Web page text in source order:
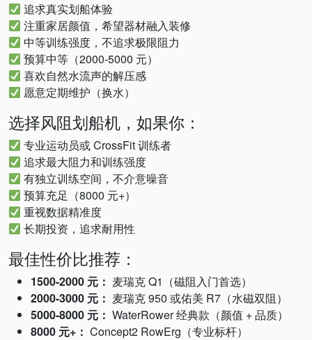
追求真实划船体验
注重家居颜值，希望器材融入装修
中等训练强度，不追求极限阻力
预算中等（2000-5000 元）
喜欢自然水流声的解压感
愿意定期维护（换水）
选择风阻划船机，如果你：
专业运动员或 CrossFit 训练者
追求最大阻力和训练强度
有独立训练空间，不介意噪音
预算充足（8000 元+）
重视数据精准度
长期投资，追求耐用性
最佳性价比推荐：
1500-2000 元： 麦瑞克 Q1（磁阻入门首选）
2000-3000 元： 麦瑞克 950 或佑美 R7（水磁双阻）
5000-8000 元： WaterRower 经典款（颜值 + 品质）
8000 元+： Concept2 RowErg（专业标杆）